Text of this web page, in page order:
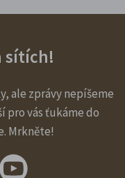
sítích!
ale zprávy nepíšeme
pro vás ťukáme do
Mrkněte!